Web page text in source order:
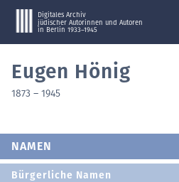
Digitales Archiv
jüdischer Autorinnen und Autoren
in Berlin 1933–1945
Eugen Hönig
1873 – 1945
NAMEN
Bürgerliche Namen